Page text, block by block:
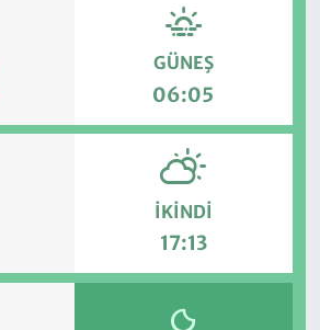
GÜNEŞ
06:05
İKINDI
17:13